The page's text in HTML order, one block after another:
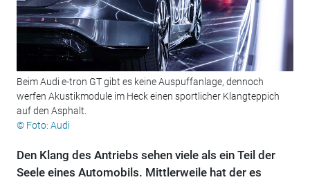
Beim Audi e-tron GT gibt es keine Auspuffanlage, dennoch
werfen Akustikmodule im Heck einen sportlicher Klangteppich
auf den Asphalt.
© Foto: Audi
Den Klang des Antriebs sehen viele als ein Teil der
Seele eines Automobils. Mittlerweile hat der es